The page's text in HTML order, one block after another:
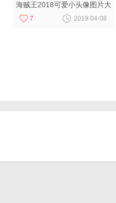
海贼王2018可爱小头像图片大
全 雨天是放声大哭的最好时间
7 2019-04-08